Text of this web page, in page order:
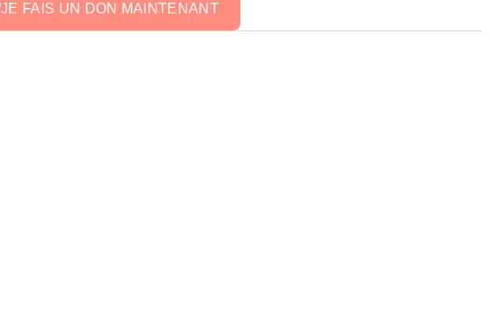
JE FAIS UN DON MAINTENANT